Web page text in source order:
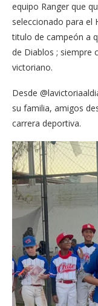
equipo Ranger que
seleccionado para el
titulo de campeón a
de Diablos ; siempre
victoriano.
Desde
su familia, amigos
carrera deportiva.